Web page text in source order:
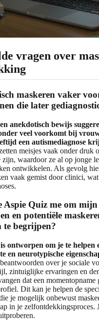
vragen over
maskeren vaker
die later
anekdotisch bewijs
veel voorkomt bij
een autismediagnose
meisjes vaak onder druk
zijn, waardoor ze al op jonge
ontwikkelen. Als gevolg
vaak gemist door clinici,
Aspie Quiz me om
en potentiële
te begrijpen?
ontworpen om je te helpen
en neurotypische
over je sociale
zintuiglijke ervaringen en
dat een
Dit kan je helpen de
je mogelijk onbewust
in je zelfontdekkingsproces.